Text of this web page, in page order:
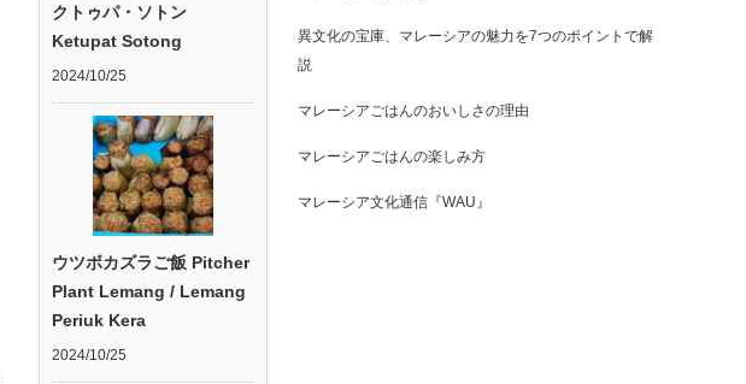
クトゥパ・ソトン
Ketupat Sotong
2024/10/25
ウツボカズラご飯 Pitcher
Plant Lemang / Lemang
Periuk Kera
2024/10/25
異文化の宝庫、マレーシアの魅力を7つのポイントで解
説
マレーシアごはんのおいしさの理由
マレーシアごはんの楽しみ方
マレーシア文化通信『WAU』